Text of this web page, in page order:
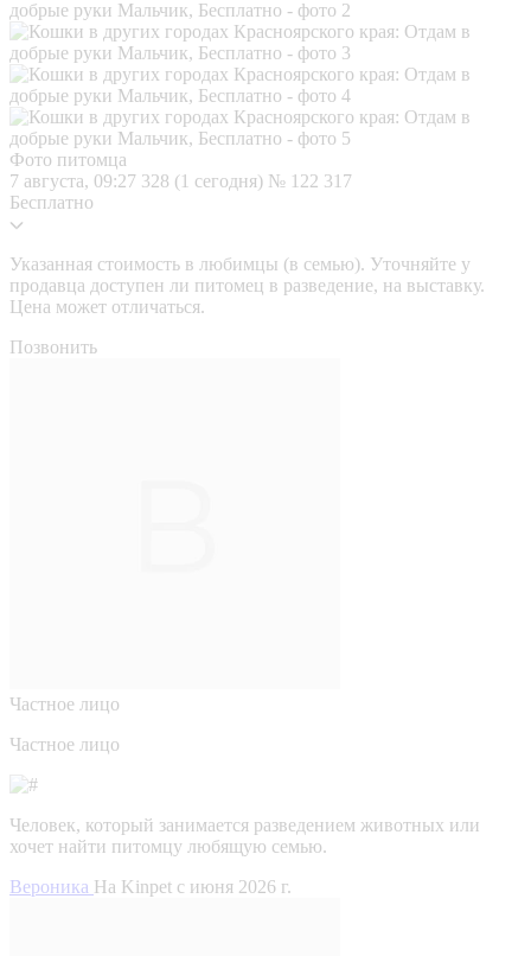
Фото питомца
7 августа, 09:27 328 (1 сегодня) № 122 317
Бесплатно
Указанная стоимость в любимцы (в семью). Уточняйте у
продавца доступен ли питомец в разведение, на выставку.
Цена может отличаться.
Позвонить
Частное лицо
Частное лицо
Человек, который занимается разведением животных или
хочет найти питомцу любящую семью.
Вероника На Kinpet c июня 2026 г.